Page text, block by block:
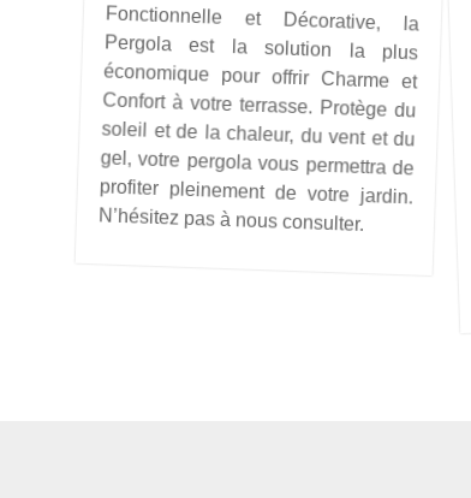
Fonctionnelle et Décorative, la
Pergola est la solution la plus
économique pour offrir Charme et
Confort à votre terrasse. Protège du
soleil et de la chaleur, du vent et du
gel, votre pergola vous permettra de
profiter pleinement de votre jardin.
N’hésitez pas à nous consulter.